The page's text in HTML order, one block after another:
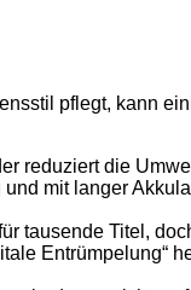
pflegt, kann
reduziert die
mit langer
tausende Titel,
Entrümpelung“